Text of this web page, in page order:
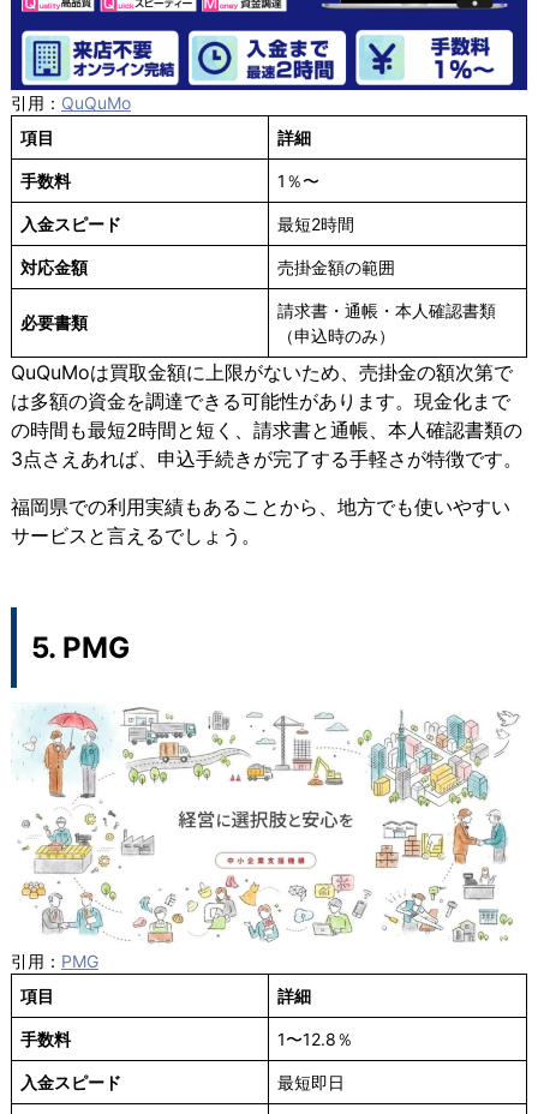
引用： QuQuMo
項目
詳細
手数料 1％〜
入金スピード 最短2時間
対応金額 売掛金額の範囲
必要書類
請求書・通帳・本人確認書類
（申込時のみ）
QuQuMoは買取金額に上限がないため、売掛金の額次第で
は多額の資金を調達できる可能性があります。現金化まで
の時間も最短2時間と短く、請求書と通帳、本人確認書類の
3点さえあれば、申込手続きが完了する手軽さが特徴です。
福岡県での利用実績もあることから、地方でも使いやすい
サービスと言えるでしょう。
5. PMG
引用： PMG
項目
詳細
手数料 1〜12.8％
入金スピード 最短即日